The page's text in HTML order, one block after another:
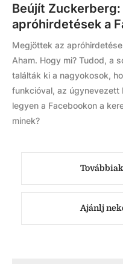
Beújít Zuckerberg:
apróhirdetések a
Megjöttek az
Aham. Hogy mi? Tudod, a
találták ki a nagyokosok,
funkcióval, az
legyen a Facebookon a
minek?
Ajánlj